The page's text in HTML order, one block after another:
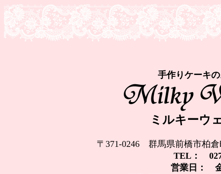
手作りケーキ
ミルキーウ
〒371-0246 群馬県前橋市柏倉
TEL：
営業日：